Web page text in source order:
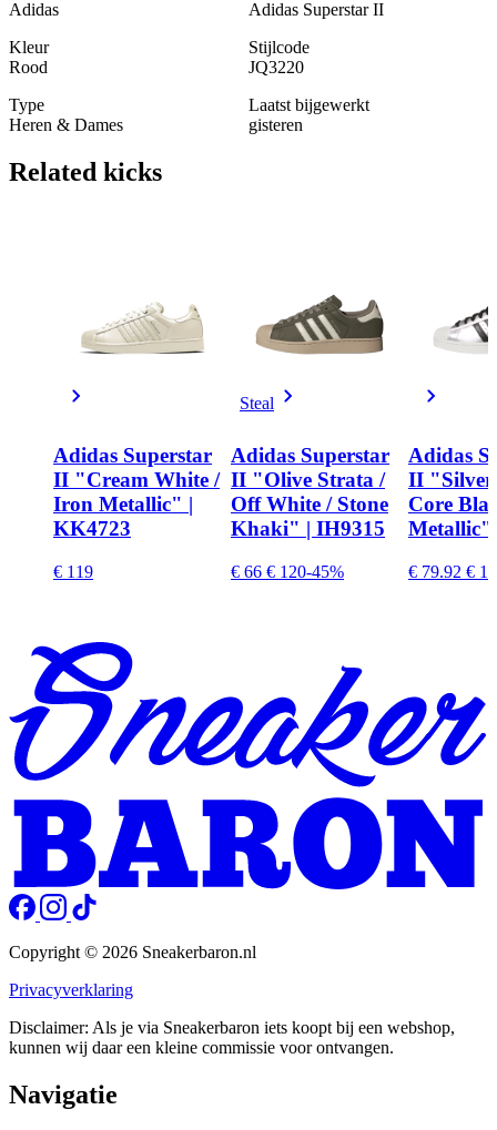
Adidas
Adidas Superstar II
Kleur
Rood
Stijlcode
JQ3220
Type
Heren & Dames
Laatst bijgewerkt
gisteren
Related kicks
Adidas Superstar
II "Cream White /
Iron Metallic" |
KK4723
€ 119
Steal
Adidas Superstar
II "Olive Strata /
Off White / Stone
Khaki" | IH9315
€ 66 € 120-45%
Adidas
II "Silver
Core
Metallic"
€ 79.92 €
Copyright © 2026 Sneakerbaron.nl
Privacyverklaring
Disclaimer: Als je via Sneakerbaron iets koopt bij een webshop,
kunnen wij daar een kleine commissie voor ontvangen.
Navigatie